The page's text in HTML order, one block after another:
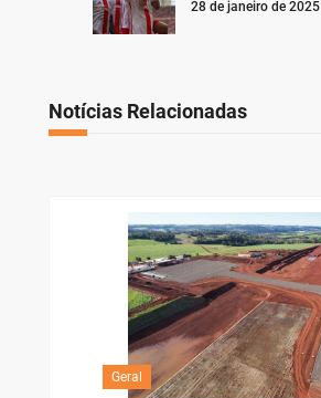
28 de janeiro de 2025
Notícias Relacionadas
Geral